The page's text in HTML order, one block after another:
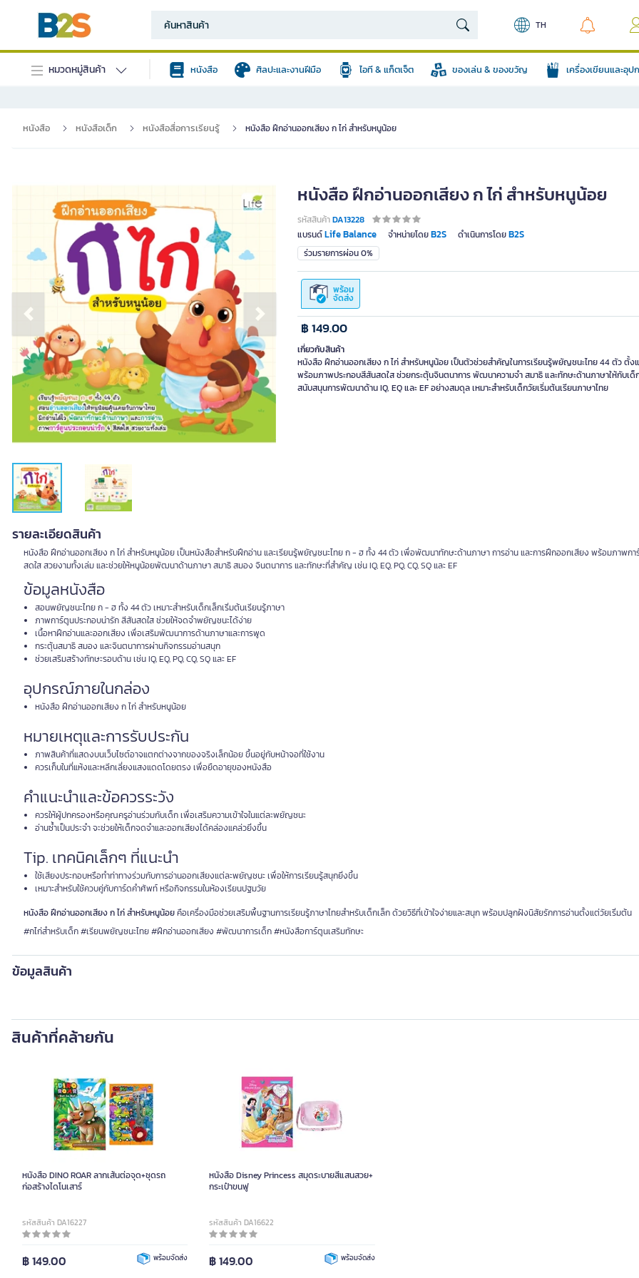
TH
หมวดหมู่สินค้า หนังสือ ศิลปะและงานฝีมือ ไอที & แก็ตเจ็ต ของเล่น & ของขวัญ เครื่องเขียนและอุ
หนังสือ หนังสือเด็ก หนังสือสื่อการเรียนรู้ หนังสือ ฝึกอ่านออกเสียง ก ไก่ สำหรับหนูน้อย
Previous slide Next slide
หนังสือ ฝึกอ่านออกเสียง ก ไก่ สำหรับหนูน้อย
รหัสสินค้าDA13228
แบรนด์Life Balance จำหน่ายโดยB2S ดำเนินการโดยB2S
ร่วมรายการผ่อน 0%
พร้อม
จัดส่ง
฿ 149.00
เกี่ยวกับสินค้า
หนังสือ ฝึกอ่านออกเสียง ก ไก่ สำหรับหนูน้อย เป็นตัวช่วยสำคัญในการเรียนรู้พยัญชนะไทย 44 ตัว ตั้
พร้อมภาพประกอบสีสันสดใส ช่วยกระตุ้นจินตนาการ พัฒนาความจำ สมาธิ และทักษะด้านภาษาให้กับเ
สนับสนุนการพัฒนาด้าน IQ, EQ และ EF อย่างสมดุล เหมาะสำหรับเด็กวัยเริ่มต้นเรียนภาษาไทย
รายละเอียดสินค้า
หนังสือ ฝึกอ่านออกเสียง ก ไก่ สำหรับหนูน้อย เป็นหนังสือสำหรับฝึกอ่าน และเรียนรู้พยัญชนะไทย ก - ฮ ทั้ง 44 ตัว เพื่อพัฒนาทักษะด้านภาษา การอ่าน และการฝึกออกเสียง พร้อมภาพก
สดใส สวยงามทั้งเล่ม และช่วยให้หนูน้อยพัฒนาด้านภาษา สมาธิ สมอง จินตนาการ และทักษะที่สำคัญ เช่น IQ, EQ, PQ, CQ, SQ และ EF
ข้อมูลหนังสือ
สอนพยัญชนะไทย ก - ฮ ทั้ง 44 ตัว เหมาะสำหรับเด็กเล็กเริ่มต้นเรียนรู้ภาษา
ภาพการ์ตูนประกอบน่ารัก สีสันสดใส ช่วยให้จดจำพยัญชนะได้ง่าย
เนื้อหาฝึกอ่านและออกเสียง เพื่อเสริมพัฒนาการด้านภาษาและการพูด
กระตุ้นสมาธิ สมอง และจินตนาการผ่านกิจกรรมอ่านสนุก
ช่วยเสริมสร้างทักษะรอบด้าน เช่น IQ, EQ, PQ, CQ, SQ และ EF
อุปกรณ์ภายในกล่อง
หนังสือ ฝึกอ่านออกเสียง ก ไก่ สำหรับหนูน้อย
หมายเหตุและการรับประกัน
ภาพสินค้าที่แสดงบนเว็บไซต์อาจแตกต่างจากของจริงเล็กน้อย ขึ้นอยู่กับหน้าจอที่ใช้งาน
ควรเก็บในที่แห้งและหลีกเลี่ยงแสงแดดโดยตรง เพื่อยืดอายุของหนังสือ
คำแนะนำและข้อควรระวัง
ควรให้ผู้ปกครองหรือคุณครูอ่านร่วมกับเด็ก เพื่อเสริมความเข้าใจในแต่ละพยัญชนะ
อ่านซ้ำเป็นประจำ จะช่วยให้เด็กจดจำและออกเสียงได้คล่องแคล่วยิ่งขึ้น
Tip. เทคนิคเล็กๆ ที่แนะนำ
ใช้เสียงประกอบหรือทำท่าทางร่วมกับการอ่านออกเสียงแต่ละพยัญชนะ เพื่อให้การเรียนรู้สนุกยิ่งขึ้น
เหมาะสำหรับใช้ควบคู่กับการ์ดคำศัพท์ หรือกิจกรรมในห้องเรียนปฐมวัย
หนังสือ ฝึกอ่านออกเสียง ก ไก่ สำหรับหนูน้อยคือเครื่องมือช่วยเสริมพื้นฐานการเรียนรู้ภาษาไทยสำหรับเด็กเล็ก ด้วยวิธีที่เข้าใจง่ายและสนุก พร้อมปลูกฝังนิสัยรักการอ่านตั้งแต่วัยเริ่มต้น
#กไก่สำหรับเด็ก #เรียนพยัญชนะไทย #ฝึกอ่านออกเสียง #พัฒนาการเด็ก #หนังสือการ์ตูนเสริมทักษะ
ข้อมูลสินค้า
สินค้าที่คล้ายกัน
หนังสือ DINO ROAR ลากเส้นต่อจุด+ชุดรถ
ก่อสร้างไดโนเสาร์
รหัสสินค้า DA16227
฿ 149.00 พร้อมจัดส่ง
หนังสือ Disney Princess สมุดระบายสีแสนสวย+
กระเป๋าขนฟู
รหัสสินค้า DA16622
฿ 149.00 พร้อมจัดส่ง